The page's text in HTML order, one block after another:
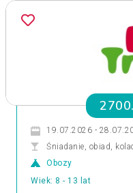
19.07.2026 -
Śniadanie, obiad,
Obozy
Wiek: 8 - 13 lat